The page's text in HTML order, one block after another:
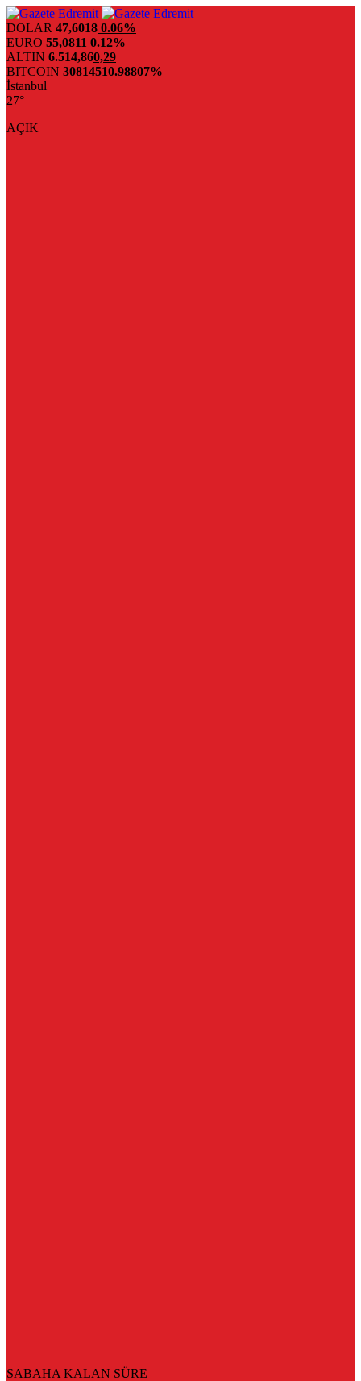
DOLAR 47,6018 0.06%
EURO 55,0811 0.12%
ALTIN 6.514,860,29
BITCOIN 30814510.98807%
İstanbul
27°
AÇIK
SABAHA KALAN SÜRE